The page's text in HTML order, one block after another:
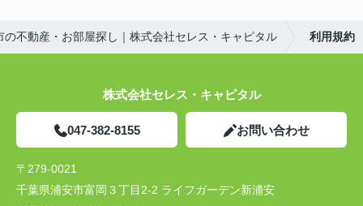
の不動産・お部屋探し｜株式会社セレス・キャピタル 利用規約
株式会社セレス・キャピタル
047-382-8155 お問い合わせ
〒279-0021
千葉県浦安市富岡３丁目2-2 ライフガーデン新浦安